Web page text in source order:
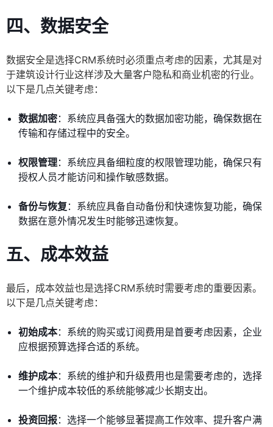
四、数据安全
数据安全是选择CRM系统时必须重点考虑的因素，尤其是对
于建筑设计行业这样涉及大量客户隐私和商业机密的行业。
以下是几点关键考虑：
数据加密：系统应具备强大的数据加密功能，确保数据在
传输和存储过程中的安全。
权限管理：系统应具备细粒度的权限管理功能，确保只有
授权人员才能访问和操作敏感数据。
备份与恢复 ：系统应具备自动备份和快速恢复功能，确保
数据在意外情况发生时能够迅速恢复。
五、成本效益
最后，成本效益也是选择CRM系统时需要考虑的重要因素。
以下是几点关键考虑：
初始成本：系统的购买或订阅费用是首要考虑因素，企业
应根据预算选择合适的系统。
维护成本：系统的维护和升级费用也是需要考虑的，选择
一个维护成本较低的系统能够减少长期支出。
投资回报：选择一个能够显著提高工作效率、提升客户满